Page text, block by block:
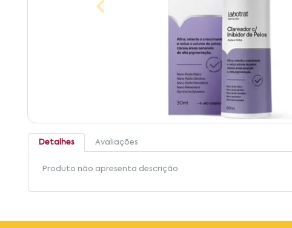
Detalhes Avaliações
Produto não apresenta descrição.